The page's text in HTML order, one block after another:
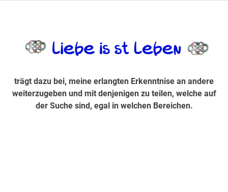
Suche sind, egal in welchen Bereichen.
trägt dazu bei, meine erlangten Erkenntnise an andere
weiterzugeben und mit denjenigen zu teilen, welche auf
der Suche sind, egal in welchen Bereichen.